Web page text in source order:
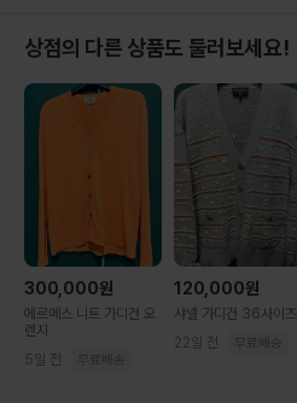
상점의 다른 상품도 둘러보세요!
300,000원
에르메스 니트 가디건 오
렌지
5일 전
120,000원
샤넬 가디건 36사이즈
22일 전